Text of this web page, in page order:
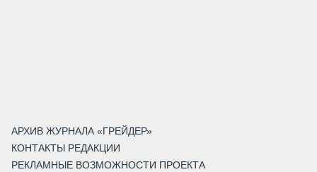
АРХИВ ЖУРНАЛА «ГРЕЙДЕР»
КОНТАКТЫ РЕДАКЦИИ
РЕКЛАМНЫЕ ВОЗМОЖНОСТИ ПРОЕКТА